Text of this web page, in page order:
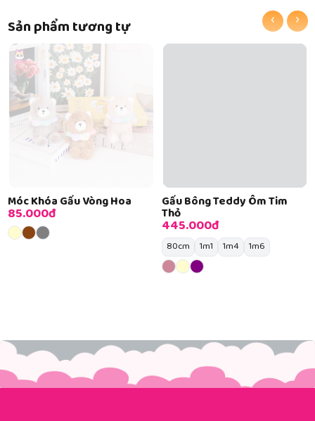
Sản phẩm tương tự
Móc Khóa Gấu Vòng Hoa
85.000đ
Gấu Bông Teddy Ôm Tim
Thỏ
445.000đ
80cm 1m1 1m4 1m6
‹ ›